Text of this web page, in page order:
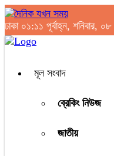
ঢাকা ০১:১১ পূর্বাহ্ন, শনিবার,
মূল সংবাদ
ব্রেকিং নিউজ
জাতীয়